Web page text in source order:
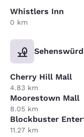
Whistlers Inn
0 km
Cherry Hill Mall
4.83 km
Moorestown Mall
8.05 km
Blockbuster
11.27 km